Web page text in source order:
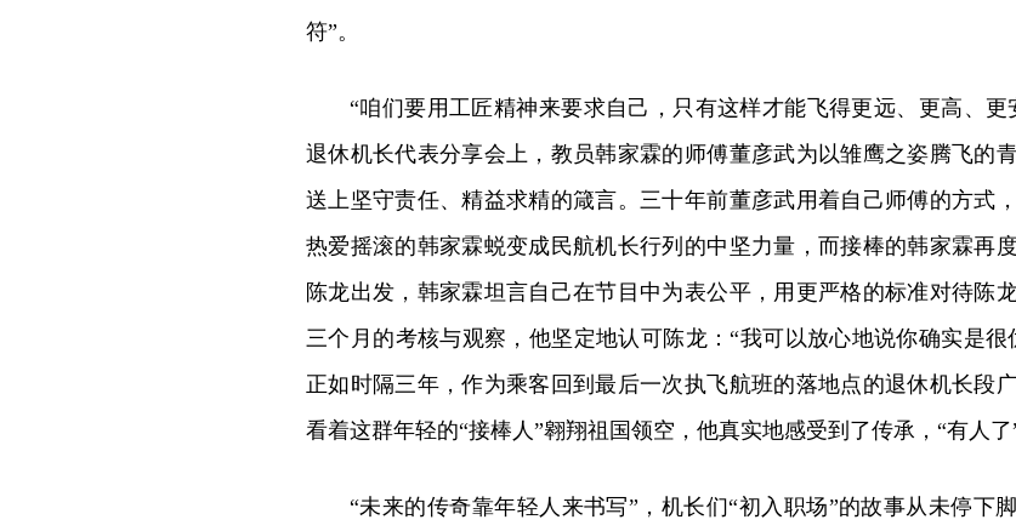
符”。
“咱们要用工匠精神来要求自己，只有这样才能飞得更远、更高、更
退休机长代表分享会上，教员韩家霖的师傅董彦武为以雏鹰之姿腾飞的
送上坚守责任、精益求精的箴言。三十年前董彦武用着自己师傅的方式
热爱摇滚的韩家霖蜕变成民航机长行列的中坚力量，而接棒的韩家霖再
陈龙出发，韩家霖坦言自己在节目中为表公平，用更严格的标准对待陈
三个月的考核与观察，他坚定地认可陈龙：“我可以放心地说你确实是很
正如时隔三年，作为乘客回到最后一次执飞航班的落地点的退休机长段
看着这群年轻的“接棒人”翱翔祖国领空，他真实地感受到了传承，“有人了”
“未来的传奇靠年轻人来书写”，机长们“初入职场”的故事从未停下